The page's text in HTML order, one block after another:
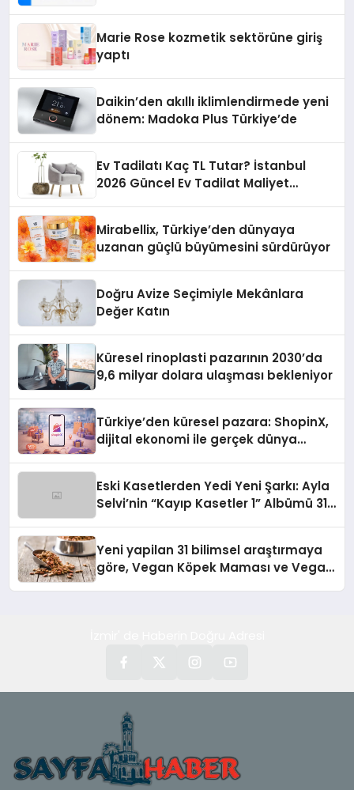
Marie Rose kozmetik sektörüne giriş
yaptı
Daikin’den akıllı iklimlendirmede yeni
dönem: Madoka Plus Türkiye’de
Ev Tadilatı Kaç TL Tutar? İstanbul
2026 Güncel Ev Tadilat Maliyet
Mirabellix, Türkiye’den dünyaya
uzanan güçlü büyümesini sürdürüyor
Doğru Avize Seçimiyle Mekânlara
Değer Katın
Küresel rinoplasti pazarının 2030’da
9,6 milyar dolara ulaşması bekleniyor
Türkiye’den küresel pazara: ShopinX,
dijital ekonomi ile gerçek dünya
Eski Kasetlerden Yedi Yeni Şarkı: Ayla
Selvi’nin “Kayıp Kasetler 1” Albümü 31
Yeni yapilan 31 bilimsel araştırmaya
göre, Vegan Köpek Maması ve Vegan